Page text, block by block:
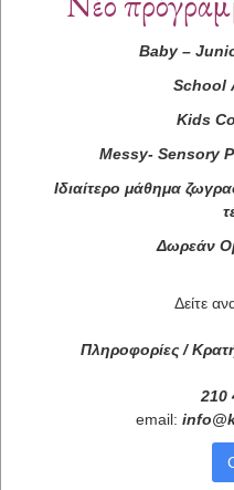
Baby–
School
Kids
Messy- Sensory
Ιδιαίτερο μάθημα
Δωρεάν
Δείτε
Πληροφορίες /
210
email: info@